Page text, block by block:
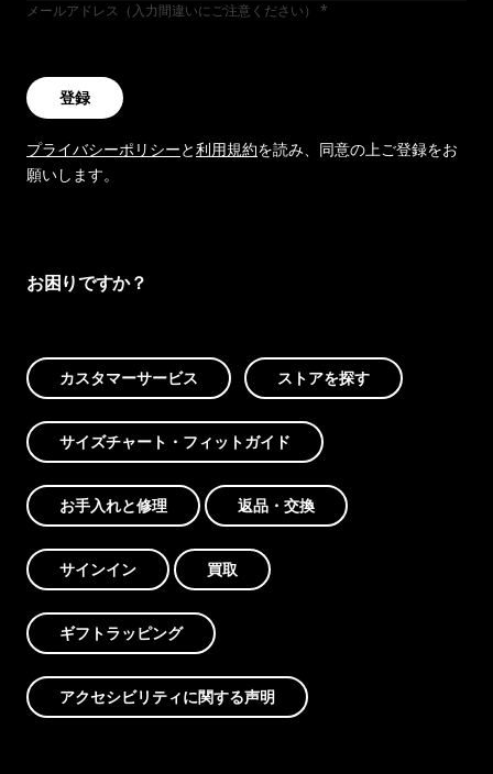
メールアドレス（入力間違いにご注意ください）
登録
プライバシーポリシーと利用規約を読み、同意の上ご登録をお
願いします。
お困りですか？
カスタマーサービス ストアを探す
サイズチャート・フィットガイド
お手入れと修理 返品・交換
サインイン 買取
ギフトラッピング
アクセシビリティに関する声明